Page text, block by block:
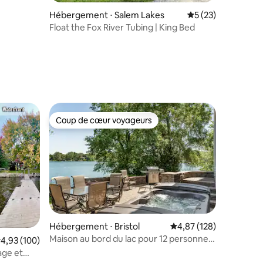
: 4,95 sur 5
Hébergement ⋅ Salem Lakes Évaluation
5 (23)
Float the Fox River Tubing | King Bed
moyenne sur la base de 100 commentaires : 4,93 sur 5
4,93 (100)
et
Coup de cœur voyageurs
Coup de cœur voyageurs
Hébergement ⋅ Bristol Évaluation moyenne
4,87 (128)
Maison au bord du lac pour 12 personnes